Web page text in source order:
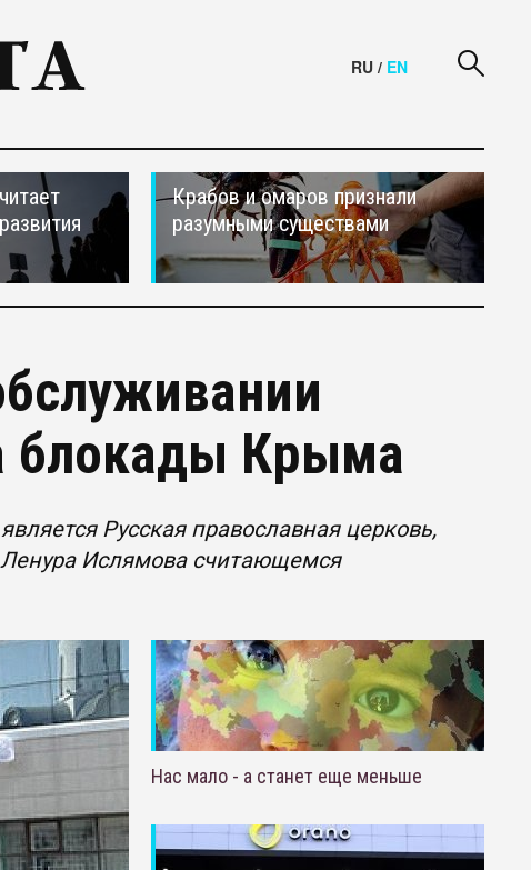
RU / EN
Крабов и омаров признали
разумными существами
блокады Крыма
Русская православная церковь,
Ленура Ислямова считающемся
Нас мало - а станет еще меньше